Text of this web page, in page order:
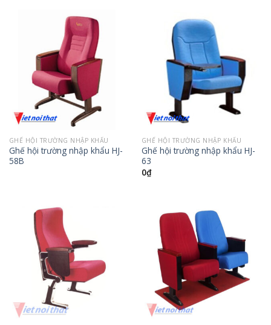
GHẾ HỘI TRƯỜNG NHẬP KHẨU
Ghế hội trường nhập khẩu HJ-
58B
GHẾ HỘI TRƯỜNG NHẬP KHẨU
Ghế hội trường nhập khẩu HJ-
63
0₫